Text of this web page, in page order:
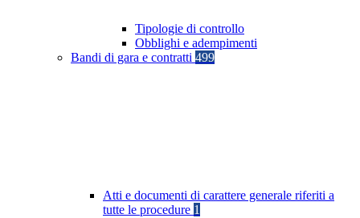
Tipologie di controllo
Obblighi e adempimenti
Bandi di gara e contratti 499
Atti e documenti di carattere generale riferiti a
tutte le procedure 1